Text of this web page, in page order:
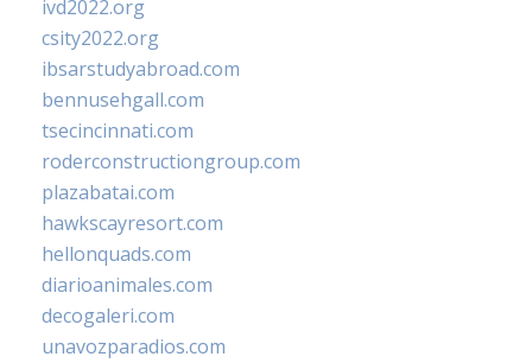
ivd2022.org
csity2022.org
ibsarstudyabroad.com
bennusehgall.com
tsecincinnati.com
roderconstructiongroup.com
plazabatai.com
hawkscayresort.com
hellonquads.com
diarioanimales.com
decogaleri.com
unavozparadios.com